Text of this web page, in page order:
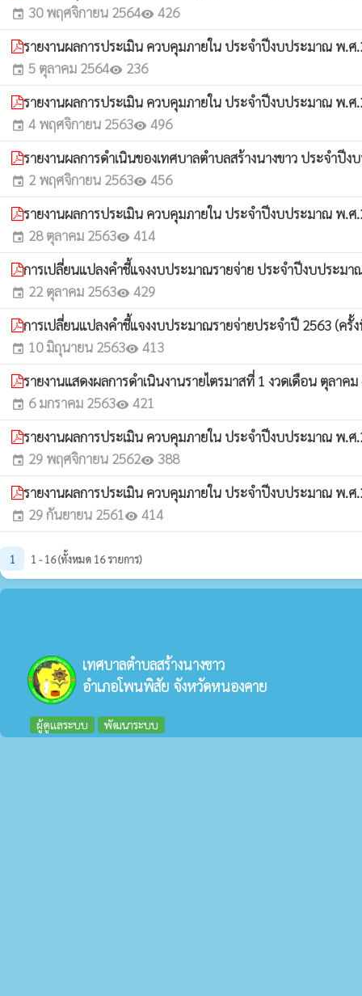
event 30 พฤศจิกายน 2564visibility 426
รายงานผลการประเมิน ควบคุมภายใน ประจำปีงบประมาณ พ.ศ
event 5 ตุลาคม 2564visibility 236
รายงานผลการประเมิน ควบคุมภายใน ประจำปีงบประมาณ พ.ศ
event 4 พฤศจิกายน 2563visibility 496
รายงานผลการดำเนินของเทศบาลตำบลสร้างนางขาว ประจำปี
event 2 พฤศจิกายน 2563visibility 456
รายงานผลการประเมิน ควบคุมภายใน ประจำปีงบประมาณ พ.ศ
event 28 ตุลาคม 2563visibility 414
การเปลี่ยนแปลงคำชี้แจงงบประมาณรายจ่าย ประจำปีงบประม
event 22 ตุลาคม 2563visibility 429
การเปลี่ยนแปลงคำชี้แจงงบประมาณรายจ่ายประจำปี 2563 (ครั้
event 10 มิถุนายน 2563visibility 413
รายงานแสดงผลการดำเนินงานรายไตรมาสที่ 1 งวดเดือน ตุลาค
event 6 มกราคม 2563visibility 421
รายงานผลการประเมิน ควบคุมภายใน ประจำปีงบประมาณ พ.ศ
event 29 พฤศจิกายน 2562visibility 388
รายงานผลการประเมิน ควบคุมภายใน ประจำปีงบประมาณ พ.ศ
event 29 กันยายน 2561visibility 414
1 1 - 16 (ทั้งหมด 16 รายการ)
เทศบาลตำบลสร้างนางขาว
อำเภอโพนพิสัย จังหวัดหนองคาย
ผู้ดูแลระบบ พัฒนาระบบ